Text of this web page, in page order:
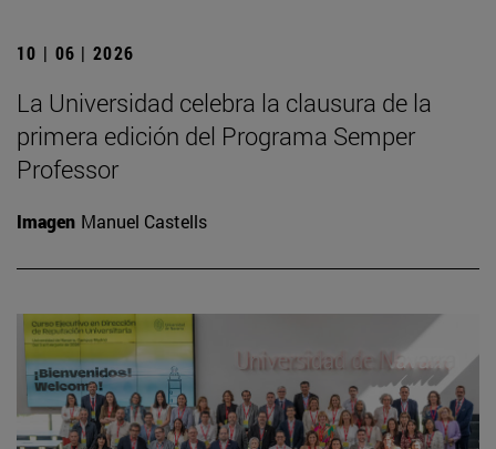
10 | 06 | 2026
La Universidad celebra la clausura de la
primera edición del Programa Semper
Professor
Imagen Manuel Castells